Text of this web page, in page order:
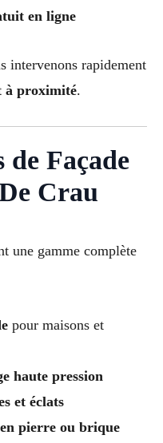
en ligne
intervenons rapidement
à proximité.
de Façade
Crau
une gamme complète
pour maisons et
haute pression
et éclats
pierre ou brique